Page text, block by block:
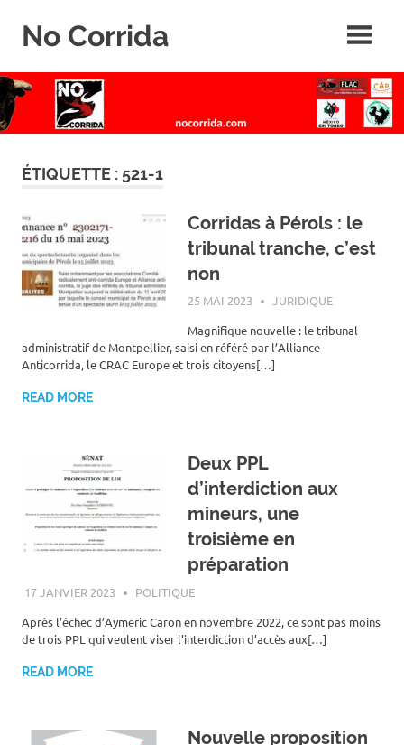
No Corrida
de
la
corrida
ÉTIQUETTE : 521-1
Corridas à Pérols : le
tribunal tranche, c’est
non
25 MAI 2023 ROGER LAHANA
JURIDIQUE
Magnifique nouvelle : le tribunal
administratif de Montpellier, saisi en référé par l’Alliance
Anticorrida, le CRAC Europe et trois citoyens[…]
READ MORE
Deux PPL
d’interdiction aux
mineurs, une
troisième en
préparation
17 JANVIER 2023 ROGER LAHANA
POLITIQUE
Après l’échec d’Aymeric Caron en novembre 2022, ce sont pas moins
de trois PPL qui veulent viser l’interdiction d’accès aux[…]
READ MORE
Nouvelle proposition